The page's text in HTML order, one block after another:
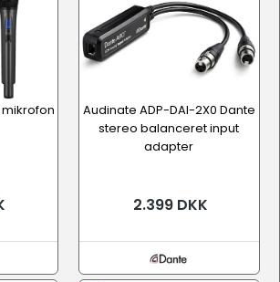
mikrofon
Audinate ADP-DAI-2X0 Dante
stereo balanceret input
adapter
2.399 DKK